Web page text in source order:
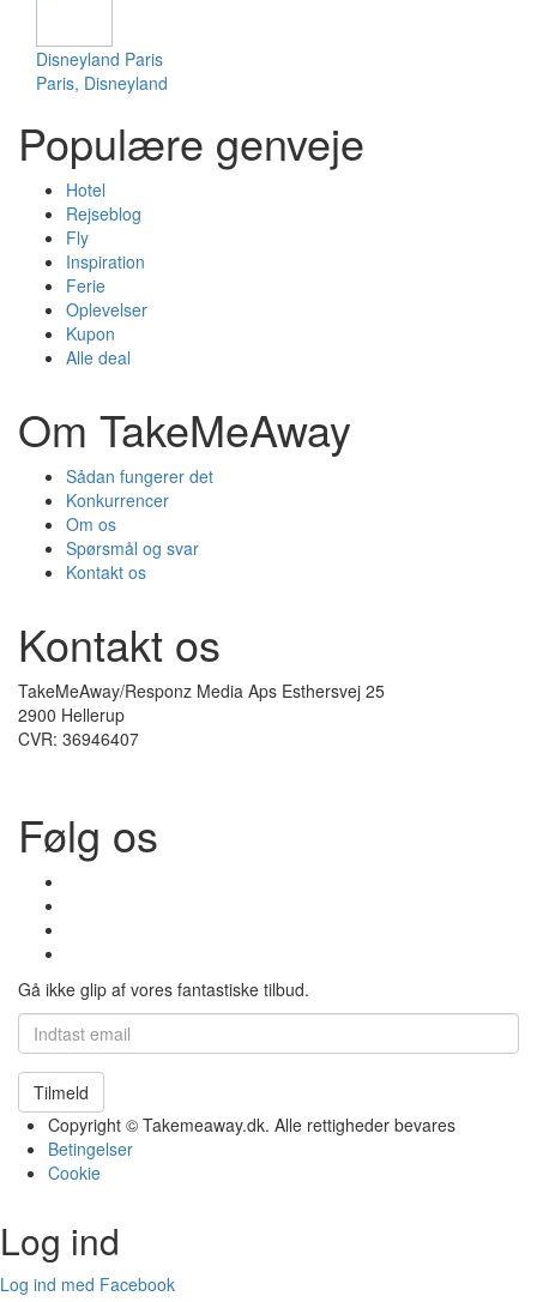
Disneyland Paris
Paris, Disneyland
Populære genveje
Hotel
Rejseblog
Fly
Inspiration
Ferie
Oplevelser
Kupon
Alle deal
Om TakeMeAway
Sådan fungerer det
Konkurrencer
Om os
Spørsmål og svar
Kontakt os
Kontakt os
TakeMeAway/Responz Media Aps Esthersvej 25
2900 Hellerup
CVR: 36946407
Følg os
Gå ikke glip af vores fantastiske tilbud.
Tilmeld
Copyright © Takemeaway.dk. Alle rettigheder bevares
Betingelser
Cookie
Log ind
Log ind med Facebook